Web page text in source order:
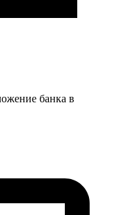
банка в